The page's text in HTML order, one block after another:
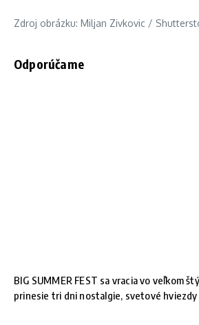
Zdroj obrázku: Miljan Zivkovic /
Odporúčame
BIG SUMMER FEST sa vracia vo veľkom
prinesie tri dni nostalgie, svetové